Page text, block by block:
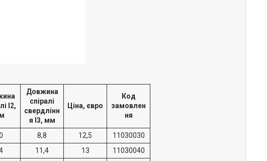
l2,
Довжина
спіралі
свердлінн
я l3, мм
Ціна, євро
Код
замовлен
ня
8,8 12,5
11030030
11,4 13
11030040